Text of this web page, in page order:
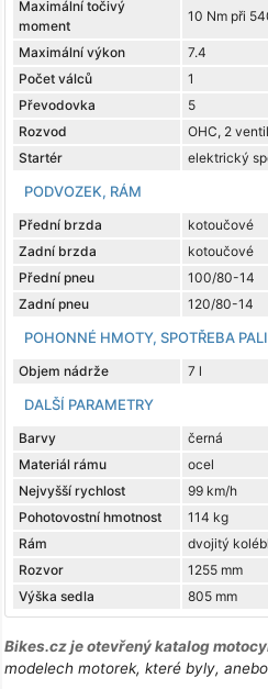
Maximální točivý
moment
10 Nm při
Maximální výkon
7.4
Počet válců
1
Převodovka
5
Rozvod
OHC, 2
Startér
elektrický
PODVOZEK, RÁM
Přední brzda
kotoučové
Zadní brzda
kotoučové
Přední pneu
100/80-14
Zadní pneu
120/80-14
POHONNÉ HMOTY, SPOTŘEBA
Objem nádrže 7 l
DALŠÍ PARAMETRY
Barvy
černá
Materiál rámu
ocel
Nejvyšší rychlost
99 km/h
Pohotovostní hmotnost
114 kg
Rám
dvojitý
Rozvor
1255 mm
Výška sedla
805 mm
Bikes.cz je otevřený katalog
modelech motorek, které byly,